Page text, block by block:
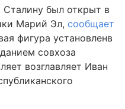
был открыт в
Марий Эл, сообщает
фигура установленв
совхоза
возглавляет Иван